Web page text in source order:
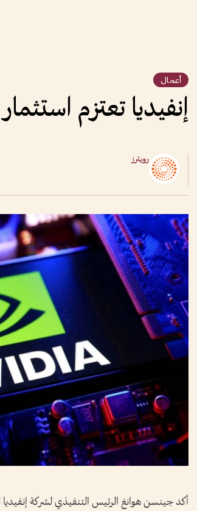
أعمال
إنفيديا تعتزم استثمار 150 مليار دولار سنوياً في تايوان
رويترز